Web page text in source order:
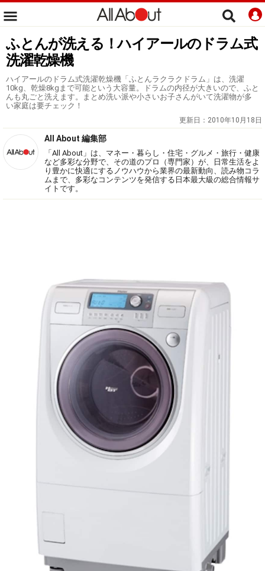
ふとんが洗える！ハイアールのドラム式
洗濯乾燥機
ハイアールのドラム式洗濯乾燥機「ふとんラクラクドラム」は、洗濯
10kg、乾燥8kgまで可能という大容量。ドラムの内径が大きいので、ふと
んも丸ごと洗えます。まとめ洗い派や小さいお子さんがいて洗濯物が多
い家庭は要チェック！
更新日： 2010年10月18日
All About 編集部
「All About」は、マネー・暮らし・住宅・グルメ・旅行・健康
など多彩な分野で、その道のプロ（専門家）が、日常生活をよ
り豊かに快適にするノウハウから業界の最新動向、読み物コラ
ムまで、多彩なコンテンツを発信する日本最大級の総合情報サ
イトです。